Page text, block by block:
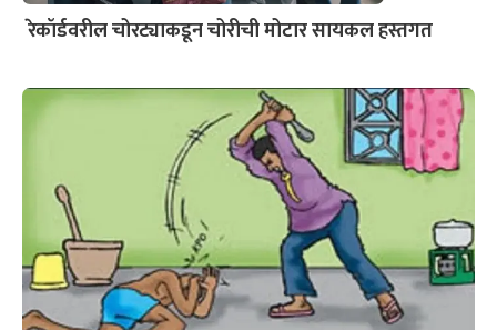
रेकॉर्डवरील चोरट्याकडून चोरीची मोटार सायकल हस्तगत